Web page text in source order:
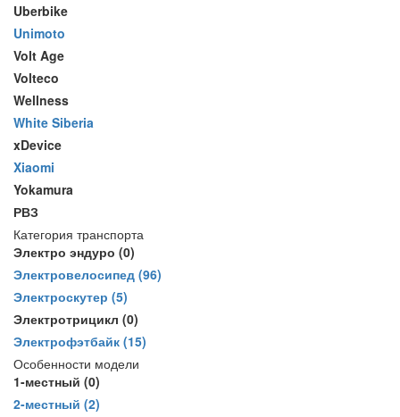
Uberbike
Unimoto
Volt Age
Volteco
Wellness
White Siberia
xDevice
Xiaomi
Yokamura
РВЗ
Категория транспорта
Электро эндуро (0)
Электровелосипед (96)
Электроскутер (5)
Электротрицикл (0)
Электрофэтбайк (15)
Особенности модели
1-местный (0)
2-местный (2)